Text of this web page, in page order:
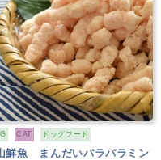
CAT ドッグフード
鮮魚 まんだいパラパラミン